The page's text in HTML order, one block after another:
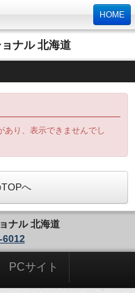
HOME
ナル 北海道
あり、表示できませんでし
へ
ナル 北海道
6012
PCサイト